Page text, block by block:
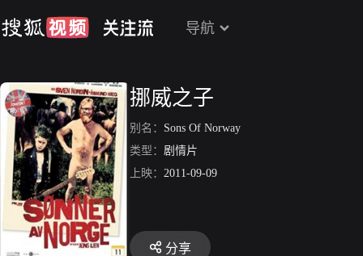
导航
挪威之子
别名： Sons Of Norway
类型： 剧情片
上映： 2011-09-09
分享